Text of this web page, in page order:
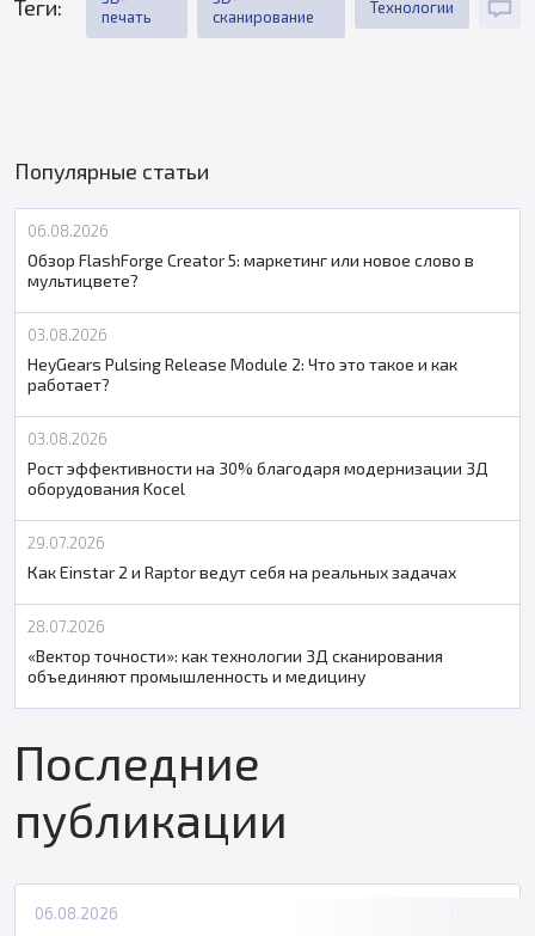
Теги:
печать
сканирование
Технологии
Популярные статьи
06.08.2026
Обзор FlashForge Creator 5: маркетинг или новое слово в
мультицвете?
03.08.2026
HeyGears Pulsing Release Module 2: Что это такое и как
работает?
03.08.2026
Рост эффективности на 30% благодаря модернизации 3Д
оборудования Kocel
29.07.2026
Как Einstar 2 и Raptor ведут себя на реальных задачах
28.07.2026
«Вектор точности»: как технологии 3Д сканирования
объединяют промышленность и медицину
Последние
публикации
06.08.2026